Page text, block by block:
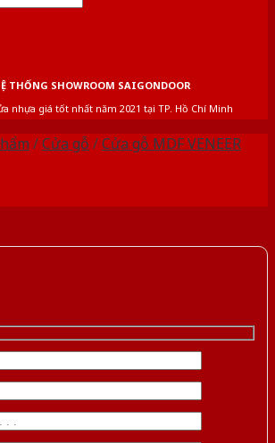
THỐNG SHOWROOM SAIGONDOOR
nhựa giá tốt nhất năm 2021 tại TP. Hồ Chí Minh
/Cửa gỗ /Cửa gỗ MDF VENEER